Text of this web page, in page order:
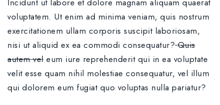
Incidunt ut labore et dolore magnam aliquam quaerat
voluptatem. Ut enim ad minima veniam, quis nostrum
exercitationem ullam corporis suscipit laboriosam,
nisi ut aliquid ex ea commodi consequatur?Quis
autem veleum iure reprehenderit qui in ea voluptate
velit esse quam nihil molestiae consequatur, vel illum
qui dolorem eum fugiat quo voluptas nulla pariatur?